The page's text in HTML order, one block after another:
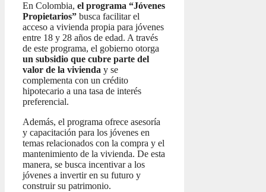
En Colombia, el programa “Jóvenes
Propietarios” busca facilitar el
acceso a vivienda propia para jóvenes
entre 18 y 28 años de edad. A través
de este programa, el gobierno otorga
un subsidio que cubre parte del
valor de la vivienda y se
complementa con un crédito
hipotecario a una tasa de interés
preferencial.
Además, el programa ofrece asesoría
y capacitación para los jóvenes en
temas relacionados con la compra y el
mantenimiento de la vivienda. De esta
manera, se busca incentivar a los
jóvenes a invertir en su futuro y
construir su patrimonio.